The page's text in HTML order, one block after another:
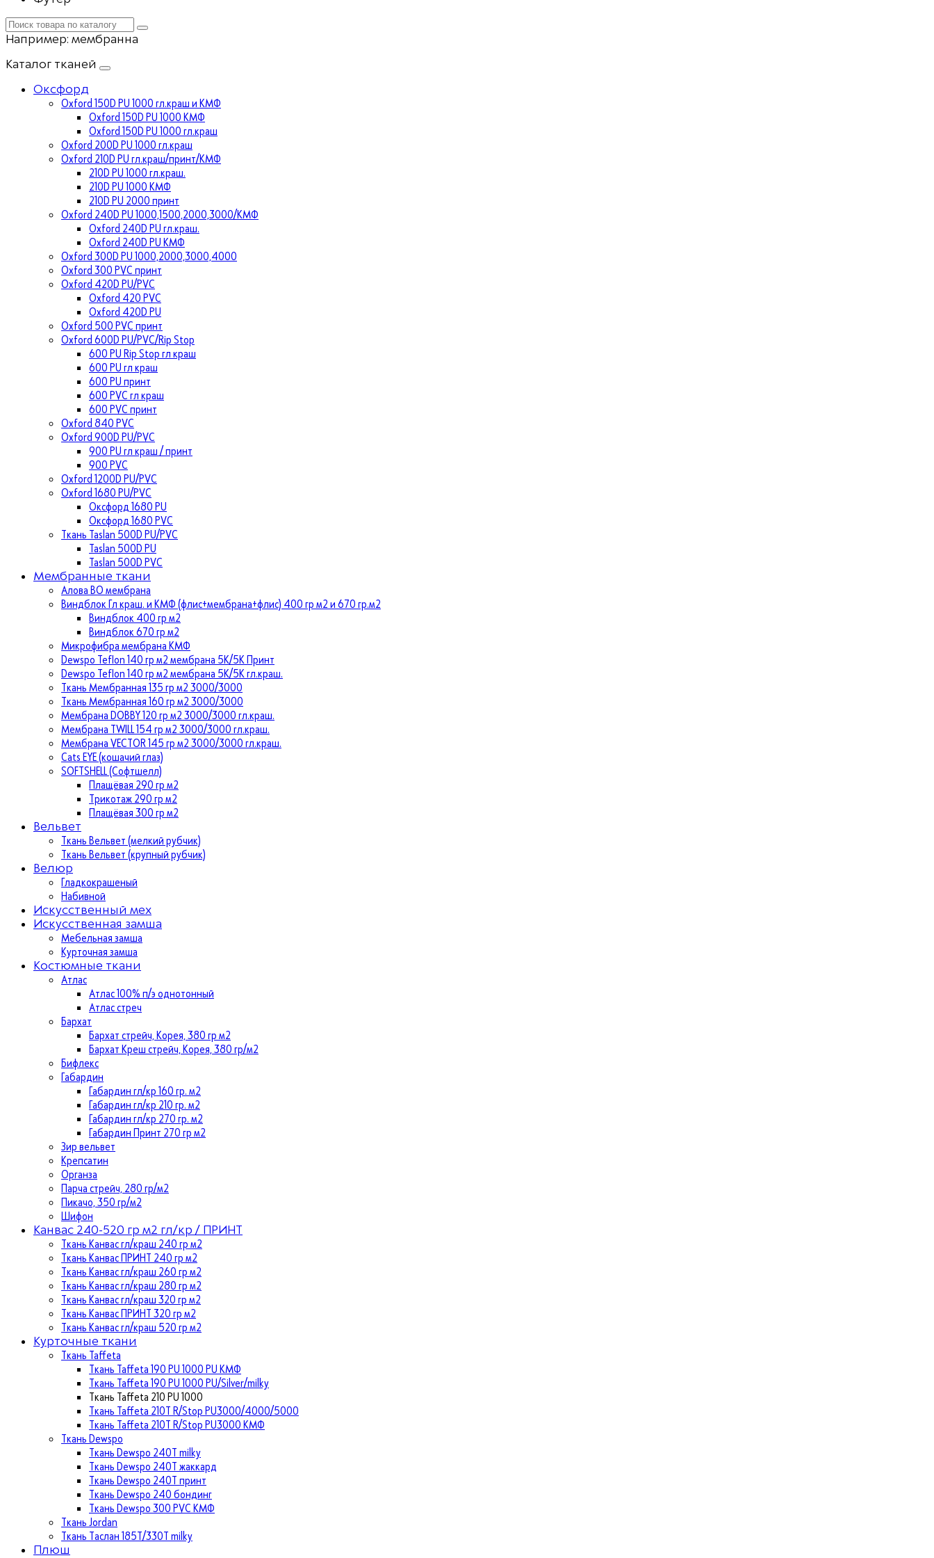
Например: мембранна
Каталог тканей
Оксфорд
Oxford 150D PU 1000 гл.краш и КМФ
Oxford 150D PU 1000 КМФ
Oxford 150D PU 1000 гл.краш
Oxford 200D PU 1000 гл.краш
Oxford 210D PU гл.краш/принт/КМФ
210D PU 1000 гл.краш.
210D PU 1000 КМФ
210D PU 2000 принт
Oxford 240D PU 1000,1500,2000,3000/КМФ
Oxford 240D PU гл.краш.
Oxford 240D PU КМФ
Oxford 300D PU 1000,2000,3000,4000
Oxford 300 PVC принт
Oxford 420D PU/PVC
Oxford 420 PVC
Oxford 420D PU
Oxford 500 PVC принт
Oxford 600D PU/PVC/Rip Stop
600 PU Rip Stop гл краш
600 PU гл краш
600 PU принт
600 PVC гл краш
600 PVC принт
Oxford 840 PVC
Oxford 900D PU/PVC
900 PU гл краш / принт
900 PVC
Oxford 1200D PU/PVC
Oxford 1680 PU/PVC
Оксфорд 1680 PU
Оксфорд 1680 PVC
Ткань Taslan 500D PU/PVC
Taslan 500D PU
Taslan 500D PVC
Мембранные ткани
Алова ВО мембрана
Виндблок Гл краш. и КМФ (флис+мембрана+флис) 400 гр м2 и 670 гр.м2
Виндблок 400 гр м2
Виндблок 670 гр м2
Микрофибра мембрана КМФ
Dewspo Teflon 140 гр м2 мембрана 5К/5К Принт
Dewspo Teflon 140 гр м2 мембрана 5К/5К гл.краш.
Ткань Мембранная 135 гр м2 3000/3000
Ткань Мембранная 160 гр м2 3000/3000
Мембрана DOBBY 120 гр м2 3000/3000 гл.краш.
Мембрана TWILL 154 гр м2 3000/3000 гл.краш.
Мембрана VECTOR 145 гр м2 3000/3000 гл.краш.
Cats EYE (кошачий глаз)
SOFTSHELL (Софтшелл)
Плащёвая 290 гр м2
Трикотаж 290 гр м2
Плащёвая 300 гр м2
Вельвет
Ткань Вельвет (мелкий рубчик)
Ткань Вельвет (крупный рубчик)
Велюр
Гладкокрашеный
Набивной
Искусственный мех
Искусственная замша
Мебельная замша
Курточная замша
Костюмные ткани
Атлас
Атлас 100% п/э однотонный
Атлас стреч
Бархат
Бархат стрейч, Корея, 380 гр м2
Бархат Креш стрейч, Корея, 380 гр/м2
Бифлекс
Габардин
Габардин гл/кр 160 гр. м2
Габардин гл/кр 210 гр. м2
Габардин гл/кр 270 гр. м2
Габардин Принт 270 гр м2
Зир вельвет
Крепсатин
Органза
Парча стрейч, 280 гр/м2
Пикачо, 350 гр/м2
Шифон
Канвас 240-520 гр м2 гл/кр / ПРИНТ
Ткань Канвас гл/краш 240 гр м2
Ткань Канвас ПРИНТ 240 гр м2
Ткань Канвас гл/краш 260 гр м2
Ткань Канвас гл/краш 280 гр м2
Ткань Канвас гл/краш 320 гр м2
Ткань Канвас ПРИНТ 320 гр м2
Ткань Канвас гл/краш 520 гр м2
Курточные ткани
Ткань Taffeta
Ткань Taffeta 190 PU 1000 PU КМФ
Ткань Taffeta 190 PU 1000 PU/Silver/milky
Ткань Taffeta 210 PU 1000
Ткань Taffeta 210Т R/Stop PU3000/4000/5000
Ткань Taffeta 210Т R/Stop PU3000 КМФ
Ткань Dewspo
Ткань Dewspo 240Т milky
Ткань Dewspo 240T жаккард
Ткань Dewspo 240Т принт
Ткань Dewspo 240 бондинг
Ткань Dewspo 300 PVC КМФ
Ткань Jordan
Ткань Таслан 185T/330T milky
Плюш